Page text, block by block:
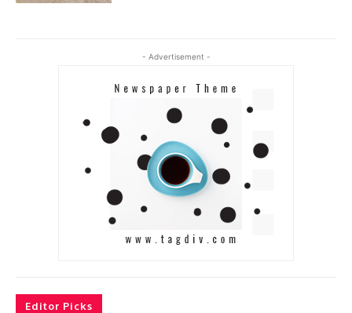
- Advertisement -
Editor Picks